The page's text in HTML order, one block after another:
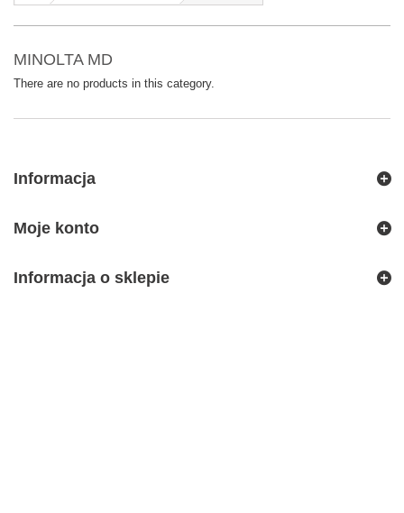
MINOLTA MD
There are no products in this category.
Informacja
Moje konto
Informacja o sklepie